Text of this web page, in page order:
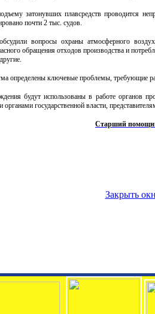
затонувших плавсредств проводится
почти 2 тыс. судов.
вопросы охраны атмосферного
обращения отходов производства и
определены ключевые проблемы, требующие
будут использованы в работе органов
государственной власти,
Старший
Закрыть